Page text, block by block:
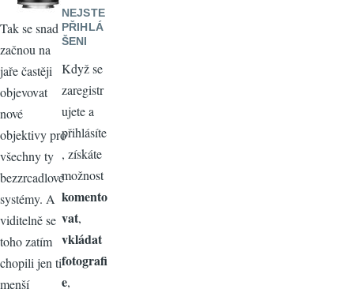
Tak se snad
začnou na
jaře častěji
objevovat
nové
objektivy pro
všechny ty
bezzrcadlové
systémy. A
viditelně se
toho zatím
chopili jen ti
menší
NEJSTE
PŘIHLÁ
ŠENI
Když se
zaregistr
ujete a
přihlásíte
, získáte
možnost
komento
vat,
vkládat
fotografi
e,